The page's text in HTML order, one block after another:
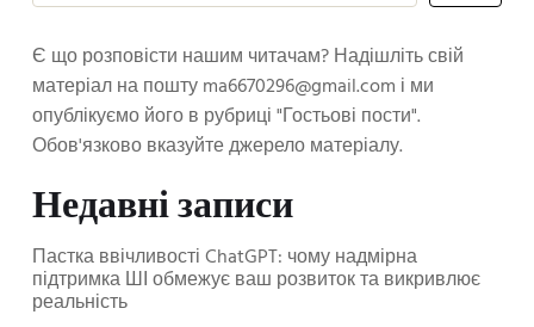
Є що розповісти нашим читачам? Надішліть свій
матеріал на поштуma6670296@gmail.com і ми
опублікуємо його в рубриці "Гостьові пости".
Обов'язково вказуйте джерело матеріалу.
Недавні записи
Пастка ввічливості ChatGPT: чому надмірна
підтримка ШІ обмежує ваш розвиток та викривлює
реальність